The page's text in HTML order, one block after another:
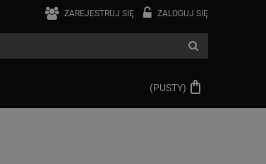
ZAREJESTRUJ SIĘ ZALOGUJ SIĘ
(PUSTY)